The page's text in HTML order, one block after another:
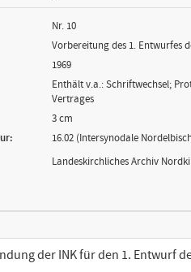
Nr. 10
Vorbereitung des 1. Entwurfes
1969
Enthält v.a.: Schriftwechsel;
Vertrages
3 cm
16.02 (Intersynodale
Landeskirchliches Archiv
der INK für den 1. Entwurf